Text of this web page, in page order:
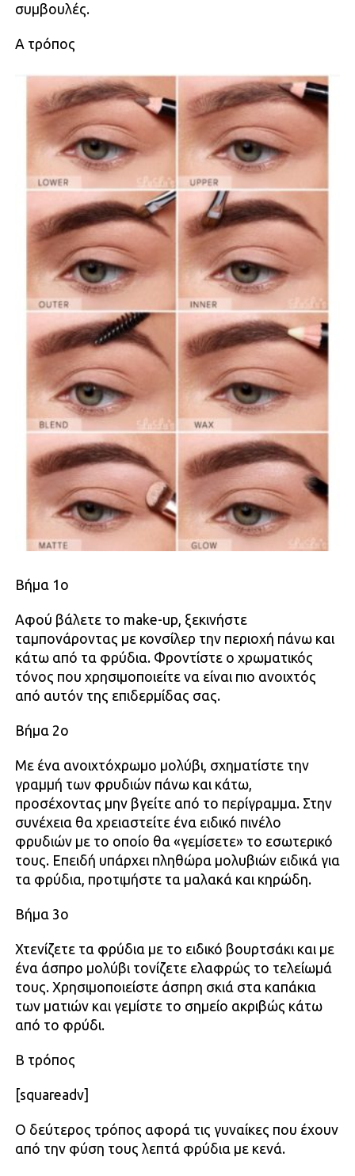
συμβουλές.
Α τρόπος
Βήμα 1ο
Αφού βάλετε το make-up, ξεκινήστε
ταμπονάροντας με κονσίλερ την περιοχή πάνω και
κάτω από τα φρύδια. Φροντίστε ο χρωματικός
τόνος που χρησιμοποιείτε να είναι πιο ανοιχτός
από αυτόν της επιδερμίδας σας.
Βήμα 2ο
Με ένα ανοιχτόχρωμο μολύβι, σχηματίστε την
γραμμή των φρυδιών πάνω και κάτω,
προσέχοντας μην βγείτε από το περίγραμμα. Στην
συνέχεια θα χρειαστείτε ένα ειδικό πινέλο
φρυδιών με το οποίο θα «γεμίσετε» το εσωτερικό
τους. Επειδή υπάρχει πληθώρα μολυβιών ειδικά για
τα φρύδια, προτιμήστε τα μαλακά και κηρώδη.
Βήμα 3ο
Χτενίζετε τα φρύδια με το ειδικό βουρτσάκι και με
ένα άσπρο μολύβι τονίζετε ελαφρώς το τελείωμά
τους. Χρησιμοποιείστε άσπρη σκιά στα καπάκια
των ματιών και γεμίστε το σημείο ακριβώς κάτω
από το φρύδι.
Β τρόπος
[squareadv]
Ο δεύτερος τρόπος αφορά τις γυναίκες που έχουν
από την φύση τους λεπτά φρύδια με κενά.